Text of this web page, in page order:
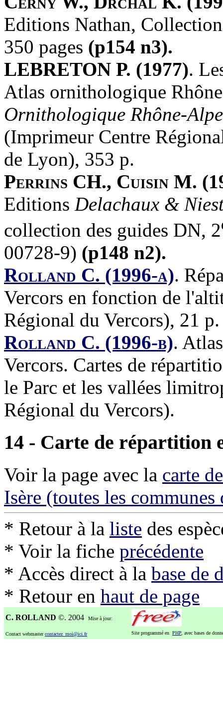
Editions Nathan,
350 pages (p154 n3).
LEBRETON P. (1977).
Atlas ornithologique
Ornithologique Rhône-
(Imprimeur Centre
de Lyon), 353 p.
Perrins CH., Cuisin M.
Editions Delachaux &
collection des guides DN, 2
00728-9) (p148 n2).
Rolland C. (1996-a).
Vercors en fonction de
Régional du Vercors), 21 p.
Rolland C. (1996-b).
Vercors. Cartes de
le Parc et les vallées
Régional du Vercors).
14 - Carte de répartition
Voir la page avec la carte
Isère (toutes les
* Retour à la liste des
* Voir la fiche précédente
* Accès direct à la base de
* Retour en haut de page
C. ROLLAND ©. 2004 Mise à jour:
Contact webmastercontactez_moi@ici.fr Site programmé en PHP , avec bases de